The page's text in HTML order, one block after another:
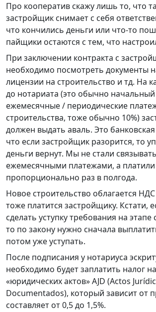
Про кооператив скажу лишь то, что
застройщик снимает с себя
что кончились деньги или что-то
пайщики остаются с тем, что
При заключении контракта с
необходимо посмотреть документы
лицензии на строительство и тд. На
до нотариата (это обычно начальный
ежемесячные / периодические
строительства, тоже обычно 10%)
должен выдать аваль. Это банковская
что если застройщик разорится, то
деньги вернут. Мы не стали
ежемесячными платежами, а платили
пропорционально раз в полгода.
Новое строительство облагается
тоже платится застройщику. Кстати,
сделать уступку требования на этапе
то по закону нужно сначала
потом уже уступать.
После подписания у нотариуса
необходимо будет заплатить налог
«юридических актов» AJD (Actos
Documentados), который зависит от
составляет от 0,5 до 1,5%.